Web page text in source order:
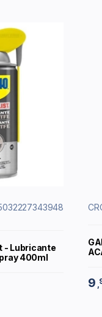
- Lubricante
400ml
9 ,